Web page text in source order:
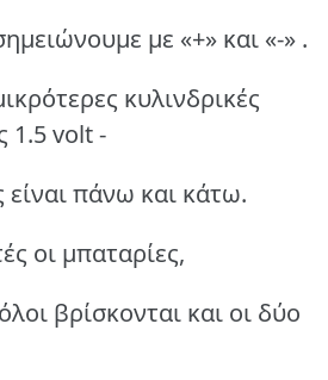
με «+» και «-» .
κυλινδρικές
1.5 volt -
είναι πάνω και κάτω.
οι μπαταρίες,
βρίσκονται και οι δύο